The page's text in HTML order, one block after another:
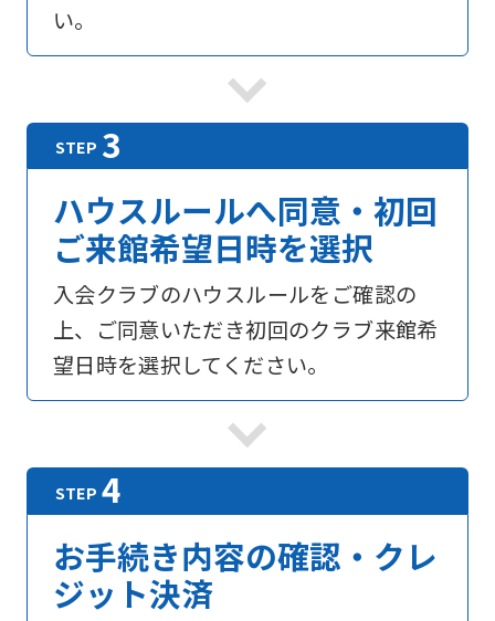
い。
ハウスルールへ同意・初回
ご来館希望日時を選択
入会クラブのハウスルールをご確認の
上、ご同意いただき初回のクラブ来館希
望日時を選択してください。
お手続き内容の確認・クレ
ジット決済